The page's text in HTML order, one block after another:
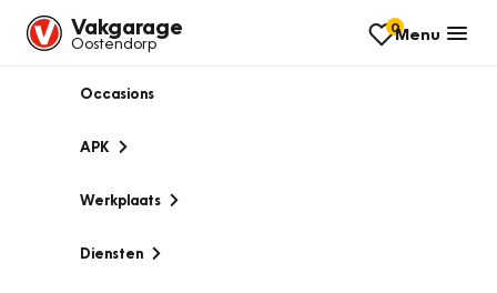
Vakgarage
Oostendorp
0Menu
Occasions
APK
Werkplaats
Diensten